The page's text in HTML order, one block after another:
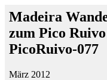
Madeira
zum Pico
PicoRuivo-077
März 2012